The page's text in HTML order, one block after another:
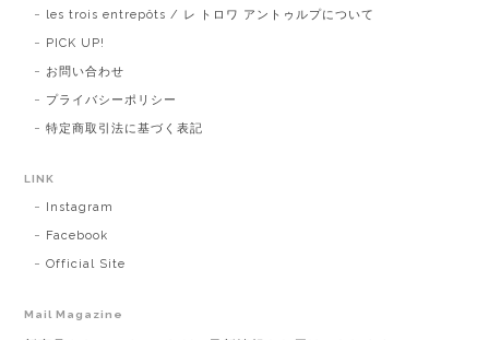
les trois entrepôts / レ トロワ アントゥルプについて
PICK UP!
お問い合わせ
プライバシーポリシー
特定商取引法に基づく表記
LINK
Instagram
Facebook
Official Site
Mail Magazine